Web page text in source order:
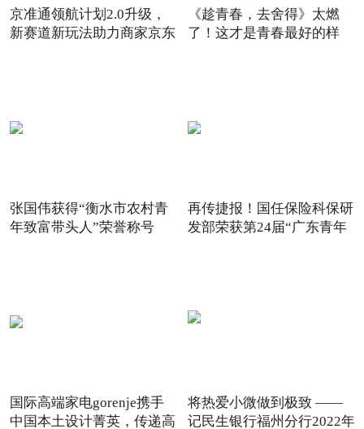
京准通领航计划2.0升级，
新赛道新玩法助力商家京东
《趁青春，去舍得》太燃
了！这才是青春最好的样
张国伟获得“衡水市农村青
年致富带头人”荣誉称号
再传捷报！国任保险科保研
发部荣获第24届“广东青年
国际高端家电gorenje携手
中国本土设计菁英，传递高
将热爱小微做到极致 ——
记民生银行福州分行2022年